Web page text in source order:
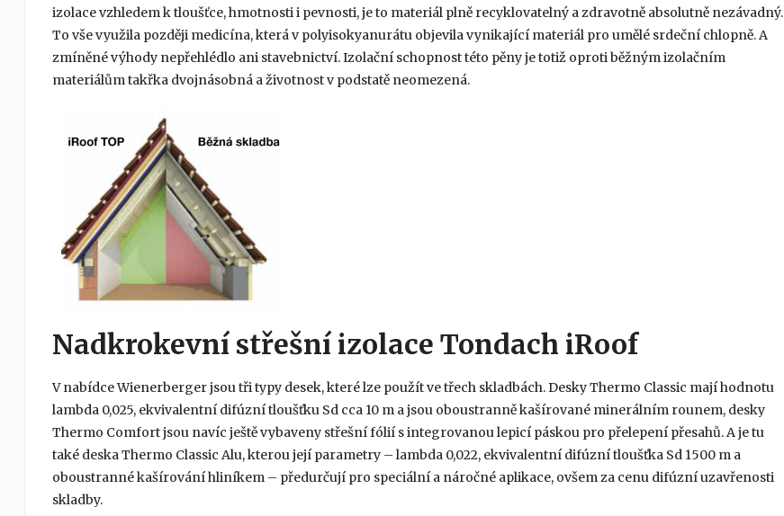
izolace vzhledem k tloušťce, hmotnosti i pevnosti, je to materiál plně recyklovatelný a zdravotně absolutně nezávadný.
To vše využila později medicína, která v polyisokyanurátu objevila vynikající materiál pro umělé srdeční chlopně. A
zmíněné výhody nepřehlédlo ani stavebnictví. Izolační schopnost této pěny je totiž oproti běžným izolačním
materiálům takřka dvojnásobná a životnost v podstatě neomezená.
Nadkrokevní střešní izolace Tondach iRoof
V nabídce Wienerberger jsou tři typy desek, které lze použít ve třech skladbách. Desky Thermo Classic mají hodnotu
lambda 0,025, ekvivalentní difúzní tloušťku Sd cca 10 m a jsou oboustranně kašírované minerálním rounem, desky
Thermo Comfort jsou navíc ještě vybaveny střešní fólií s integrovanou lepicí páskou pro přelepení přesahů. A je tu
také deska Thermo Classic Alu, kterou její parametry – lambda 0,022, ekvivalentní difúzní tloušťka Sd 1500 m a
oboustranné kašírování hliníkem – předurčují pro speciální a náročné aplikace, ovšem za cenu difúzní uzavřenosti
skladby.